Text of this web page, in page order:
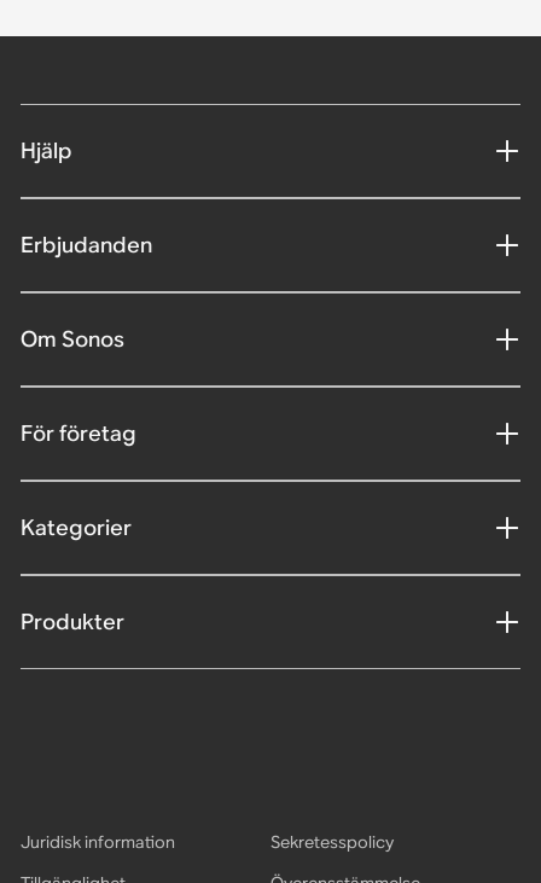
Hjälp
Erbjudanden
Om Sonos
För företag
Kategorier
Produkter
Juridisk information
Sekretesspolicy